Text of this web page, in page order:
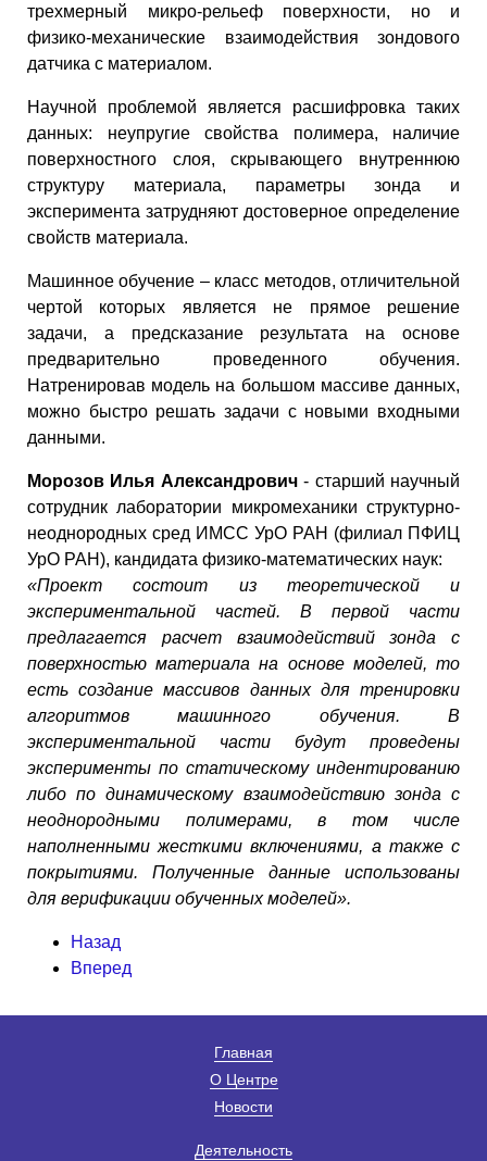
трехмерный микро-рельеф поверхности, но и
физико-механические взаимодействия зондового
датчика с материалом.
Научной проблемой является расшифровка таких
данных: неупругие свойства полимера, наличие
поверхностного слоя, скрывающего внутреннюю
структуру материала, параметры зонда и
эксперимента затрудняют достоверное определение
свойств материала.
Машинное обучение – класс методов, отличительной
чертой которых является не прямое решение
задачи, а предсказание результата на основе
предварительно проведенного обучения.
Натренировав модель на большом массиве данных,
можно быстро решать задачи с новыми входными
данными.
Морозов Илья Александрович- старший научный
сотрудник лаборатории микромеханики структурно-
неоднородных сред ИМСС УрО РАН (филиал ПФИЦ
УрО РАН), кандидата физико-математических наук:
«Проект состоит из теоретической и
экспериментальной частей. В первой части
предлагается расчет взаимодействий зонда с
поверхностью материала на основе моделей, то
есть создание массивов данных для тренировки
алгоритмов машинного обучения. В
экспериментальной части будут проведены
эксперименты по статическому индентированию
либо по динамическому взаимодействию зонда с
неоднородными полимерами, в том числе
наполненными жесткими включениями, а также с
покрытиями. Полученные данные использованы
для верификации обученных моделей».
Назад
Вперед
Главная
О Центре
Новости
Деятельность